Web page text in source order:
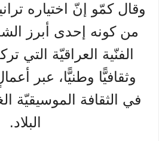
وقال كمّو إنّ اختياره
من كونه إحدى أبرز
الفنّية العراقيّة التي
وثقافيًّا وطنيًّا، عبر
في الثقافة الموسيقيّة
البلاد.